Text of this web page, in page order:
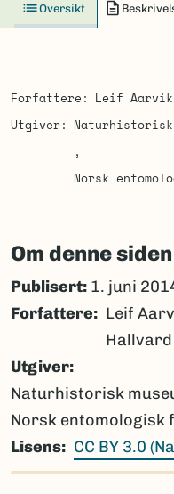
Oversikt
Forfattere Leif Aarvik
Utgiver
Norsk
Om denne siden
Publisert: 1. juni
Forfattere
Leif
Hallvard
Utgiver
Naturhistorisk
Norsk entomologisk
Lisens
CC BY 3.0